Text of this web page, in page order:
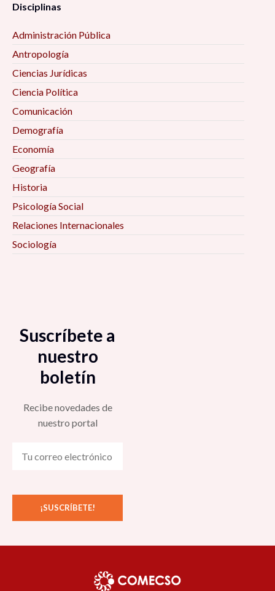
Disciplinas
Administración Pública
Antropología
Ciencias Jurídicas
Ciencia Política
Comunicación
Demografía
Economía
Geografía
Historia
Psicología Social
Relaciones Internacionales
Sociología
Suscríbete a
nuestro
boletín
Recibe novedades de
nuestro portal